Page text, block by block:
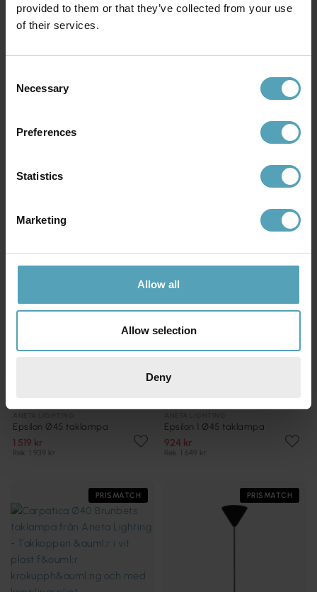
provided to them or that they’ve collected from your use
of their services.
Selection
Necessary
Preferences
Statistics
Marketing
Allow all
Allow selection
Deny
ALDE & LIND
3 499 kr
LUCIDE
Epsilon Ø45 taklampa
1 519 kr
Rek. 1 939 kr
PRISMATCH
Epsilon 1 Ø45 taklampa
924 kr
Rek. 1 649 kr
PRISMATCH PRISMATCH